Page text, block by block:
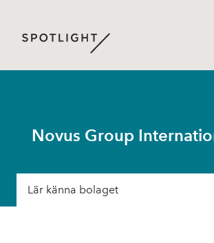
Novus Group
Lär känna bolaget